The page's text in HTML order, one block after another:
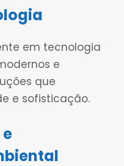
em tecnologia
e
que
e sofisticação.